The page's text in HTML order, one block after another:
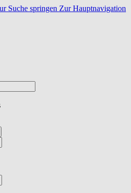
Suche springen Zur Hauptnavigation